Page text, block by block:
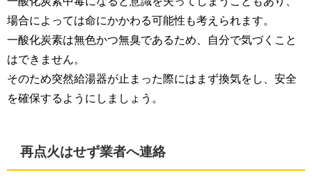
場合によっては命にかかわる可能性も考えられます。
一酸化炭素は無色かつ無臭であるため、自分で気づくこと
はできません。
そのため突然給湯器が止まった際にはまず換気をし、安全
を確保するようにしましょう。
再点火はせず業者へ連絡